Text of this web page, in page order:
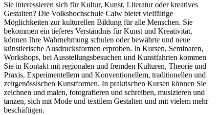
Sie interessieren sich für Kultur, Kunst, Literatur oder kreatives
Gestalten? Die Volkshochschule Calw bietet vielfältige
Möglichkeiten zur kulturellen Bildung für alle Menschen. Sie
bekommen ein tieferes Verständnis für Kunst und Kreativität,
können Ihre Wahrnehmung schulen oder bewährte und neue
künstlerische Ausdrucksformen erproben. In Kursen, Seminaren,
Workshops, bei Ausstellungsbesuchen und Kunstfahrten kommen
Sie in Kontakt mit regionalen und fremden Kulturen, Theorie und
Praxis, Experimentellem und Konventionellem, traditionellen und
zeitgenössischen Kunstformen. In praktischen Kursen können Sie
zeichnen und malen, fotografieren und schreiben, musizieren und
tanzen, sich mit Mode und textilem Gestalten und mit vielem mehr
beschäftigen.